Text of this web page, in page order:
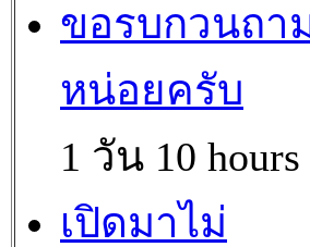
ขอรบกวนถา
หน่อยครับ
1 วัน 10
เปิดมาไม่